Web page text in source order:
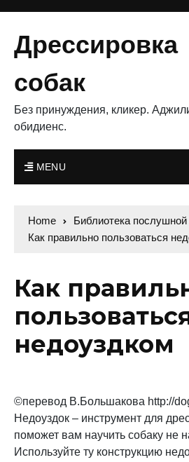
Дрессировка
собак
Без принуждения, кликер.
обидиенс.
MENU
Home
Библиотека послушной
Как правильно пользоваться
Как
недоуздком
©перевод В.Большакова http://
Недоуздок – инструмент для
поможет вам научить собаку не
Используйте ту конструкцию